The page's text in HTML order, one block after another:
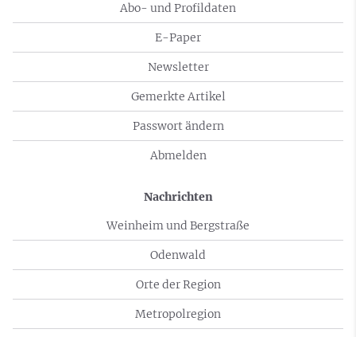
Abo- und Profildaten
E-Paper
Newsletter
Gemerkte Artikel
Passwort ändern
Abmelden
Nachrichten
Weinheim und Bergstraße
Odenwald
Orte der Region
Metropolregion